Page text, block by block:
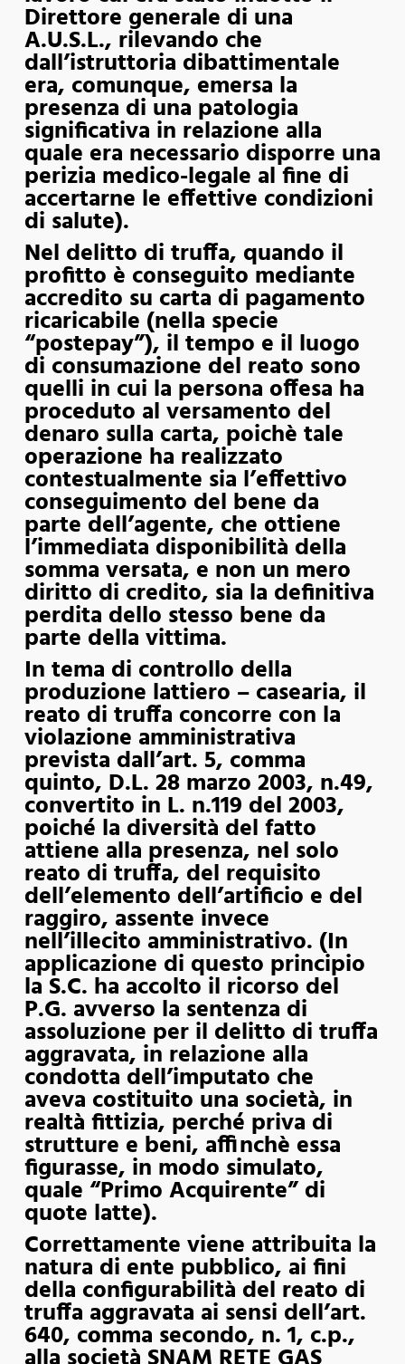
Direttore generale di una
A.U.S.L., rilevando che
dall’istruttoria dibattimentale
era, comunque, emersa la
presenza di una patologia
significativa in relazione alla
quale era necessario disporre una
perizia medico-legale al fine di
accertarne le effettive condizioni
di salute).
Nel delitto di truffa, quando il
profitto è conseguito mediante
accredito su carta di pagamento
ricaricabile (nella specie
“postepay”), il tempo e il luogo
di consumazione del reato sono
quelli in cui la persona offesa ha
proceduto al versamento del
denaro sulla carta, poichè tale
operazione ha realizzato
contestualmente sia l’effettivo
conseguimento del bene da
parte dell’agente, che ottiene
l’immediata disponibilità della
somma versata, e non un mero
diritto di credito, sia la definitiva
perdita dello stesso bene da
parte della vittima.
In tema di controllo della
produzione lattiero – casearia, il
reato di truffa concorre con la
violazione amministrativa
prevista dall’art. 5, comma
quinto, D.L. 28 marzo 2003, n.49,
convertito in L. n.119 del 2003,
poiché la diversità del fatto
attiene alla presenza, nel solo
reato di truffa, del requisito
dell’elemento dell’artificio e del
raggiro, assente invece
nell’illecito amministrativo. (In
applicazione di questo principio
la S.C. ha accolto il ricorso del
P.G. avverso la sentenza di
assoluzione per il delitto di truffa
aggravata, in relazione alla
condotta dell’imputato che
aveva costituito una società, in
realtà fittizia, perché priva di
strutture e beni, affinchè essa
figurasse, in modo simulato,
quale “Primo Acquirente” di
quote latte).
Correttamente viene attribuita la
natura di ente pubblico, ai fini
della configurabilità del reato di
truffa aggravata ai sensi dell’art.
640, comma secondo, n. 1, c.p.,